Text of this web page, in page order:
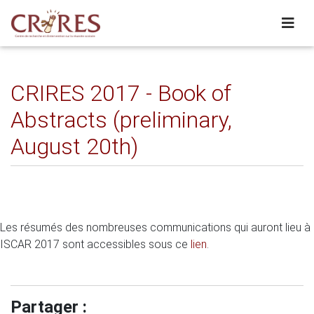
CRIRES 2017 - Book of
Abstracts (preliminary,
August 20th)
Les résumés des nombreuses communications qui auront lieu à
ISCAR 2017 sont accessibles sous ce lien.
Partager :